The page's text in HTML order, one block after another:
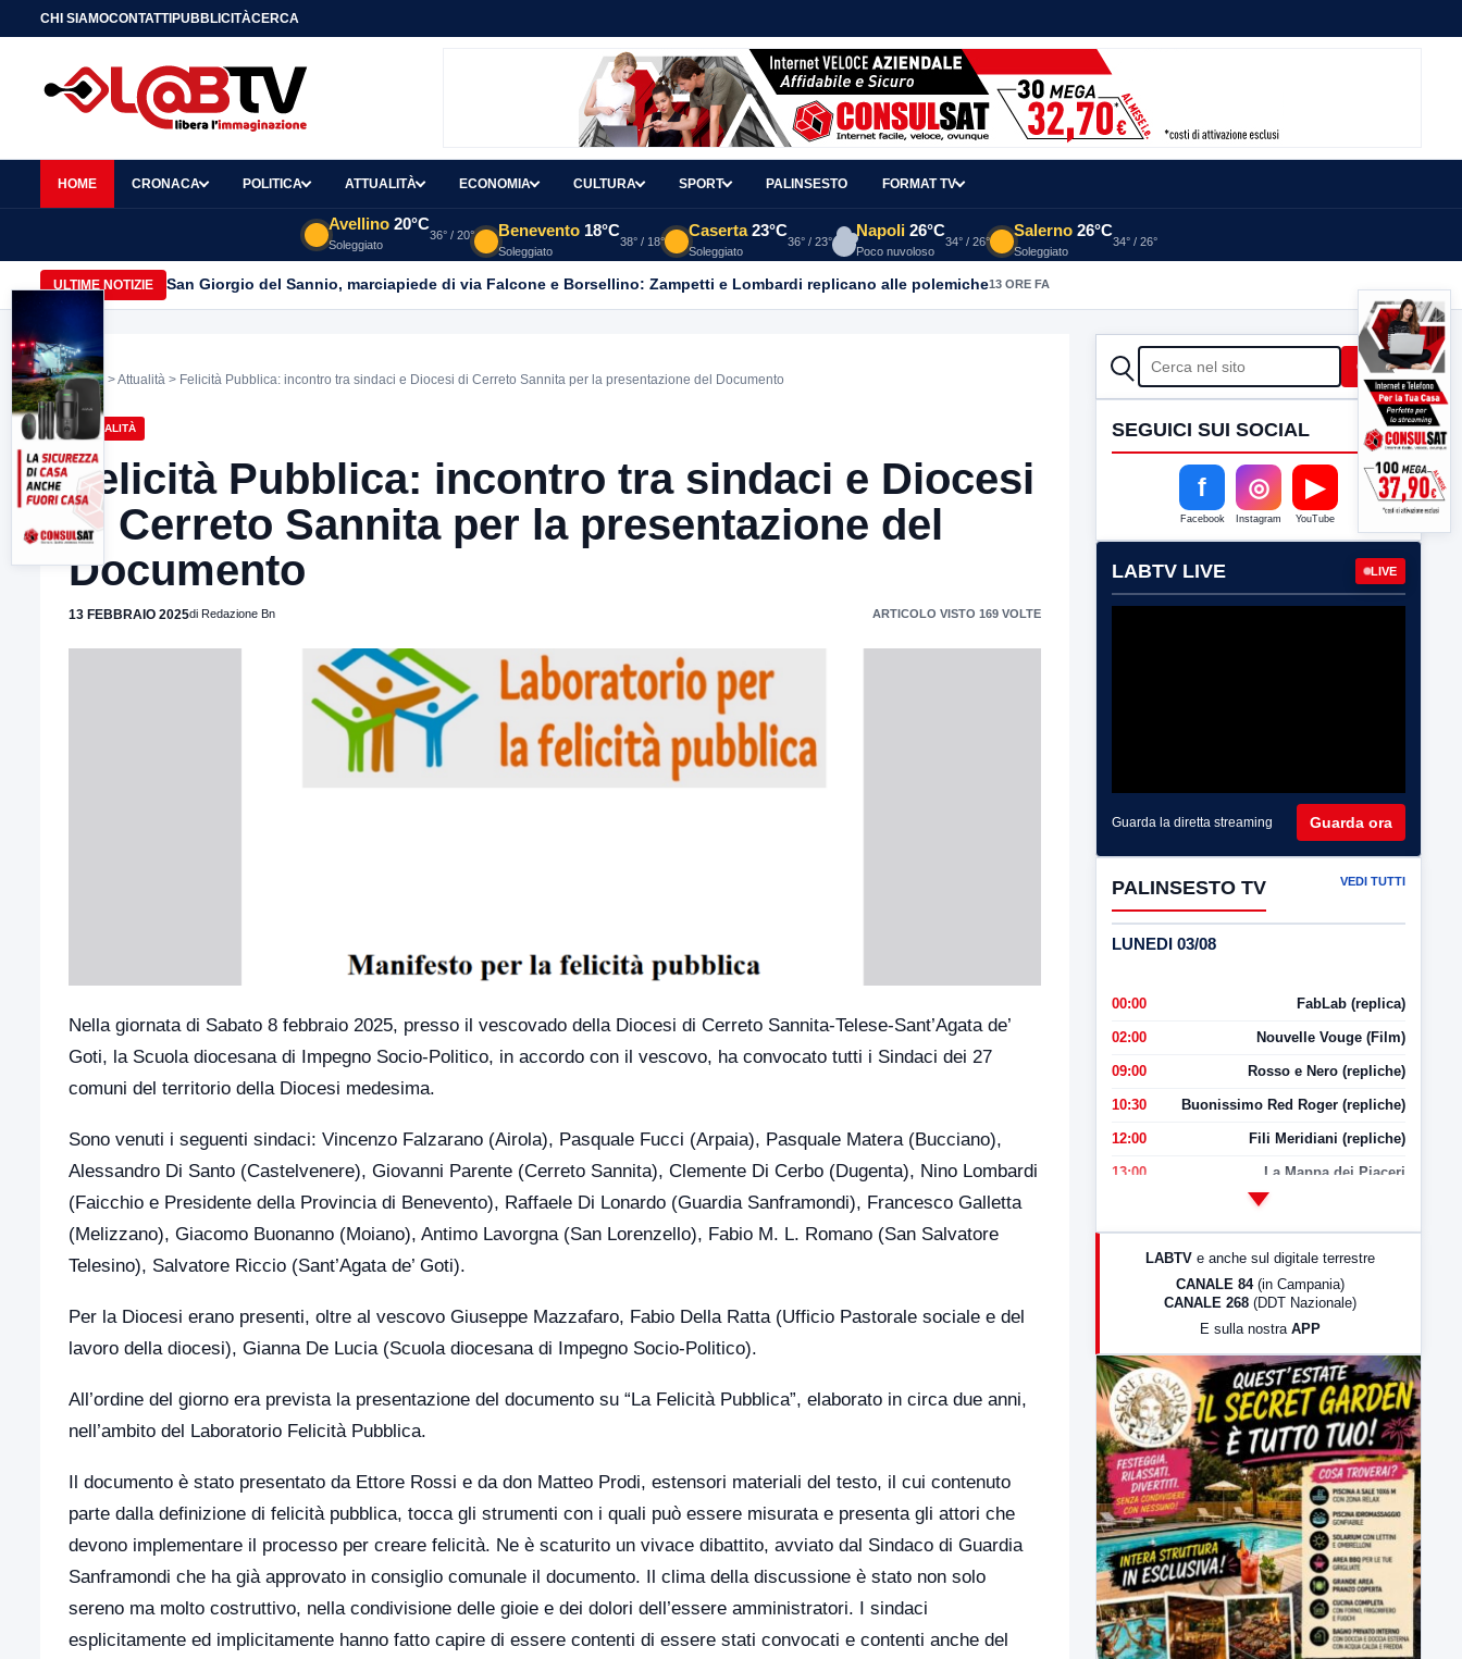
CHI SIAMOCONTATTIPUBBLICITÀCERCA
HOME CRONACA POLITICA ATTUALITÀ ECONOMIA CULTURA SPORT PALINSESTO FORMAT TV
Avellino 20°C
Soleggiato
36° / 20° Benevento 18°C
Soleggiato
38° / 18°
Caserta 23°C
Soleggiato
36° / 23°
Napoli 26°C
Poco nuvoloso
34° / 26°
Salerno 26°C
Soleggiato
34° / 26°
ULTIME NOTIZIE San Giorgio del Sannio, marciapiede di via Falcone e Borsellino: Zampetti e Lombardi replicano alle polemiche13 ORE FA
Home >Attualità > Felicità Pubblica: incontro tra sindaci e Diocesi di Cerreto Sannita per la presentazione del Documento
ATTUALITÀ
Felicità Pubblica: incontro tra sindaci e Diocesi
di Cerreto Sannita per la presentazione del
Documento
13 FEBBRAIO 2025di Redazione Bn ARTICOLO VISTO 169 VOLTE
Nella giornata di Sabato 8 febbraio 2025, presso il vescovado della Diocesi di Cerreto Sannita-Telese-Sant’Agata de’
Goti, la Scuola diocesana di Impegno Socio-Politico, in accordo con il vescovo, ha convocato tutti i Sindaci dei 27
comuni del territorio della Diocesi medesima.
Sono venuti i seguenti sindaci: Vincenzo Falzarano (Airola), Pasquale Fucci (Arpaia), Pasquale Matera (Bucciano),
Alessandro Di Santo (Castelvenere), Giovanni Parente (Cerreto Sannita), Clemente Di Cerbo (Dugenta), Nino Lombardi
(Faicchio e Presidente della Provincia di Benevento), Raffaele Di Lonardo (Guardia Sanframondi), Francesco Galletta
(Melizzano), Giacomo Buonanno (Moiano), Antimo Lavorgna (San Lorenzello), Fabio M. L. Romano (San Salvatore
Telesino), Salvatore Riccio (Sant’Agata de’ Goti).
Per la Diocesi erano presenti, oltre al vescovo Giuseppe Mazzafaro, Fabio Della Ratta (Ufficio Pastorale sociale e del
lavoro della diocesi), Gianna De Lucia (Scuola diocesana di Impegno Socio-Politico).
All’ordine del giorno era prevista la presentazione del documento su “La Felicità Pubblica”, elaborato in circa due anni,
nell’ambito del Laboratorio Felicità Pubblica.
Il documento è stato presentato da Ettore Rossi e da don Matteo Prodi, estensori materiali del testo, il cui contenuto
parte dalla definizione di felicità pubblica, tocca gli strumenti con i quali può essere misurata e presenta gli attori che
devono implementare il processo per creare felicità. Ne è scaturito un vivace dibattito, avviato dal Sindaco di Guardia
Sanframondi che ha già approvato in consiglio comunale il documento. Il clima della discussione è stato non solo
sereno ma molto costruttivo, nella condivisione delle gioie e dei dolori dell’essere amministratori. I sindaci
esplicitamente ed implicitamente hanno fatto capire di essere contenti di essere stati convocati e contenti anche del
CERCA Cerca
SEGUICI SUI SOCIAL
f
Facebook
◎
Instagram
▶
YouTube
LABTV LIVE LIVE
Guarda la diretta streaming Guarda ora
PALINSESTO TV VEDI TUTTI
LUNEDI 03/08
00:00 FabLab (replica)
02:00 Nouvelle Vouge (Film)
09:00 Rosso e Nero (repliche)
10:30 Buonissimo Red Roger (repliche)
12:00 Fili Meridiani (repliche)
13:00 La Mappa dei Piaceri
LabNews (Diretta)
23:00 LabNews (replica)
LABTV e anche sul digitale terrestre
CANALE 84 (in Campania)
CANALE 268 (DDT Nazionale)
E sulla nostra APP